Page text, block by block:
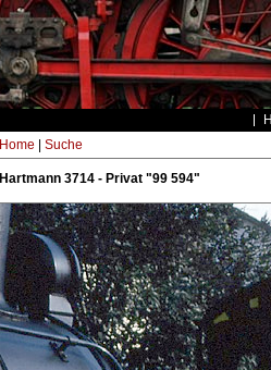
Home Suche
Hartmann 3714 - Privat "99 594"